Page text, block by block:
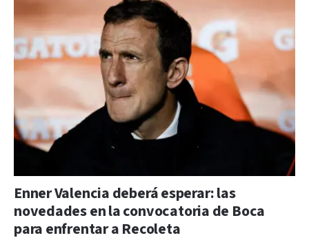
Enner Valencia deberá esperar: las
novedades en la convocatoria de Boca
para enfrentar a Recoleta